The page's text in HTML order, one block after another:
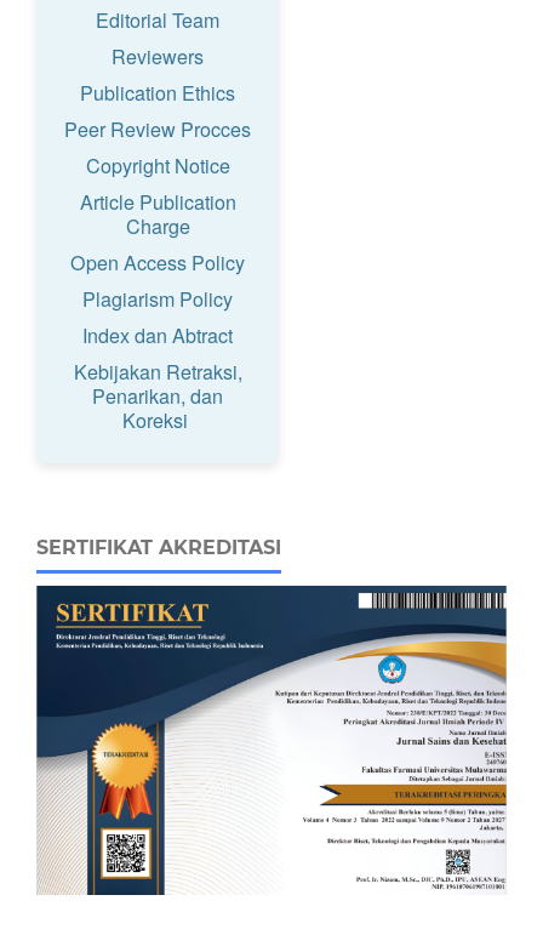
Editorial Team
Reviewers
Publication Ethics
Peer Review Procces
Copyright Notice
Article Publication
Charge
Open Access Policy
Plagiarism Policy
Index dan Abtract
Kebijakan Retraksi,
Penarikan, dan
Koreksi
SERTIFIKAT AKREDITASI